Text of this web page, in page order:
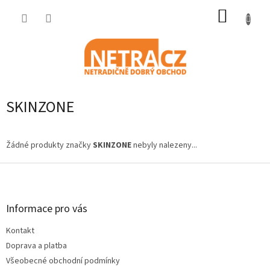
SKINZONE
Žádné produkty značkySKINZONEnebyly nalezeny...
Z
Informace pro vás
Kontakt
Doprava a platba
Všeobecné obchodní podmínky